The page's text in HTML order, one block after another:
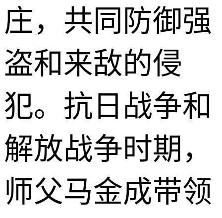
庄，共同防御强
盗和来敌的侵
犯。抗日战争和
解放战争时期，
师父马金成带领